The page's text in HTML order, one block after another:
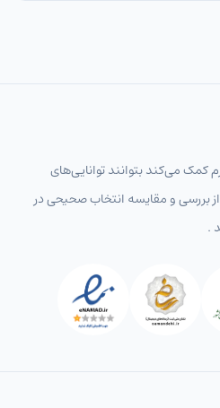
کمک می‌کند بتوانند توانایی‌های
بررسی و مقایسه انتخاب‌ صحیحی در
.